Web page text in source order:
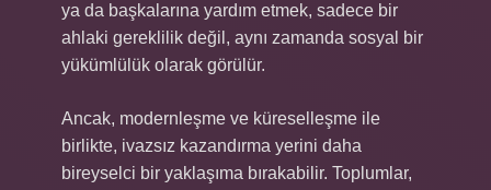
ya da başkalarına yardım etmek, sadece bir
ahlaki gereklilik değil, aynı zamanda sosyal bir
yükümlülük olarak görülür.
Ancak, modernleşme ve küreselleşme ile
birlikte, ivazsız kazandırma yerini daha
bireyselci bir yaklaşıma bırakabilir. Toplumlar,